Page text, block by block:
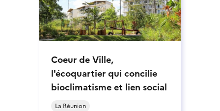
Coeur de Ville,
l'écoquartier qui concilie
bioclimatisme et lien social
La Réunion